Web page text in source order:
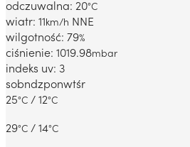
odczuwalna: 20°C
wiatr: 11km/h NNE
wilgotność: 79%
ciśnienie: 1019.98mbar
indeks uv: 3
sobndzponwtśr
25°C / 12°C
29°C / 14°C